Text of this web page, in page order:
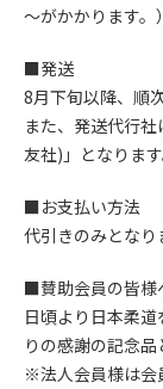
～がかかります。）
■発送
8月下旬以降、順
また、発送代行
友社)」となります
■お支払い方法
代引きのみとなり
■賛助会員の皆様
日頃より日本柔
りの感謝の記念品
※法人会員様は会